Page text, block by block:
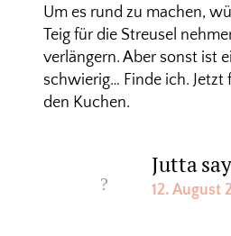
Um es rund zu machen,
Teig für die Streusel
verlängern. Aber sonst ist
schwierig… Finde ich. Jetzt
den Kuchen.
Jutta
12. August